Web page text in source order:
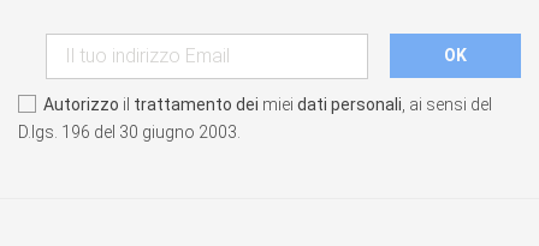
Autorizzo il trattamento dei miei dati personali , ai sensi del
D.lgs. 196 del 30 giugno 2003.